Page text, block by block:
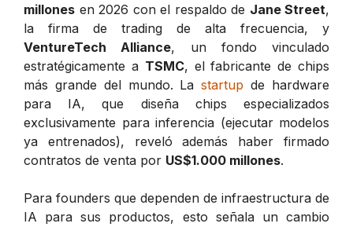
millones en 2026 con el respaldo de Jane Street,
la firma de trading de alta frecuencia, y
VentureTech Alliance, un fondo vinculado
estratégicamente a TSMC, el fabricante de chips
más grande del mundo. Lastartup de hardware
para IA, que diseña chips especializados
exclusivamente para inferencia (ejecutar modelos
ya entrenados), reveló además haber firmado
contratos de venta por US$1.000 millones.
Para founders que dependen de infraestructura de
IA para sus productos, esto señala un cambio